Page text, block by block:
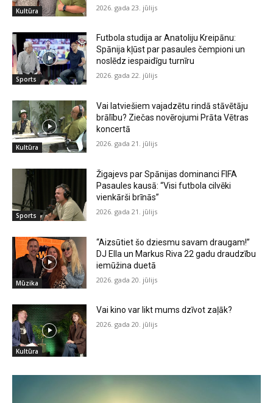
Kultūra 2026. gada 23. jūlijs
Sports
Futbola studija ar Anatoliju Kreipānu:
Spānija kļūst par pasaules čempioni un
noslēdz iespaidīgu turnīru
2026. gada 22. jūlijs
Kultūra
Vai latviešiem vajadzētu rindā stāvētāju
brālību? Ziečas novērojumi Prāta Vētras
koncertā
2026. gada 21. jūlijs
Sports
Žigajevs par Spānijas dominanci FIFA
Pasaules kausā: “Visi futbola cilvēki
vienkārši brīnās”
2026. gada 21. jūlijs
Mūzika
“Aizsūtiet šo dziesmu savam draugam!”
DJ Ella un Markus Riva 22 gadu draudzību
iemūžina duetā
2026. gada 20. jūlijs
Kultūra
Vai kino var likt mums dzīvot zaļāk?
2026. gada 20. jūlijs